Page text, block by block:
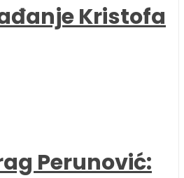
Kristofa
Perunović: